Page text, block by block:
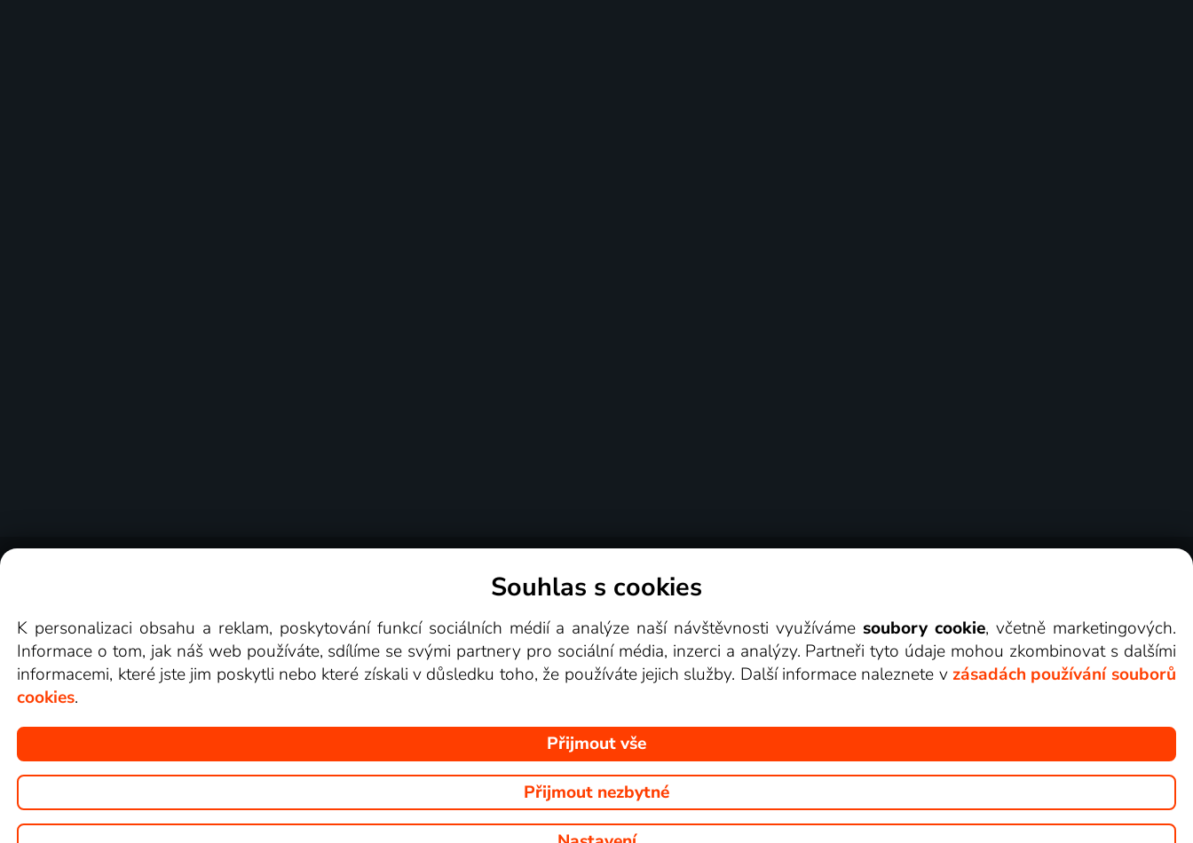
Videotéka
Copyright © goNET s.r.o. Na tomto webu jsou zobrazovány obrázky z pořadů TV stanic, které můžete sledovat v Lepší.TV.
Souhlas s cookies
K personalizaci obsahu a reklam, poskytování funkcí sociálních médií a analýze naší návštěvnosti využívámesoubory cookie, včetně marketingových.
Informace o tom, jak náš web používáte, sdílíme se svými partnery pro sociální média, inzerci a analýzy. Partneři tyto údaje mohou zkombinovat s dalšími
informacemi, které jste jim poskytli nebo které získali v důsledku toho, že používáte jejich služby. Další informace naleznete v zásadách používání souborů
cookies.
Přijmout vše
Přijmout nezbytné